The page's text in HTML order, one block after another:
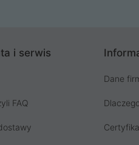
i serwis
FAQ
Dane